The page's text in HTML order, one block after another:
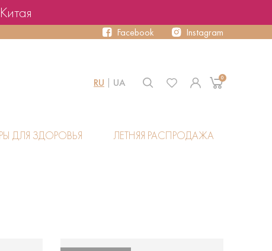
Facebook Instagram
RU UA 0
ДЛЯ ЗДОРОВЬЯ ЛЕТНЯЯ РАСПРОДАЖА